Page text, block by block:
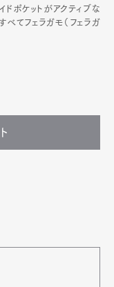
ドポケットがアクティブな
てフェラガモ（フェラガ